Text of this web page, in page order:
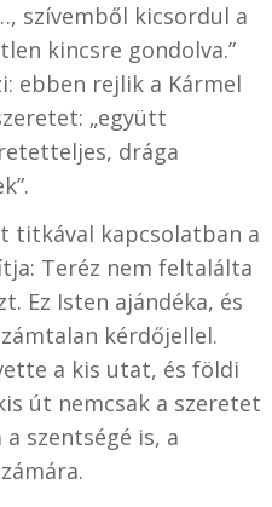
szívemből kicsordul a
kincsre gondolva.”
ebben rejlik a Kármel
„együtt
drága
titkával kapcsolatban a
Teréz nem feltalálta
Ez Isten ajándéka, és
kérdőjellel.
a kis utat, és földi
út nemcsak a szeretet
szentségé is, a